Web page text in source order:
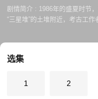
剧情简介 : 1986年的盛夏时节
“三星堆”的土堆附近，考古工
寻常的发现，使数千年前的一
里难道就是传说中才存在的古蜀
选集
1 2